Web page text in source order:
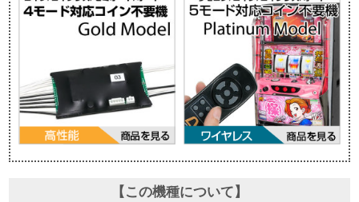
【この機種について】